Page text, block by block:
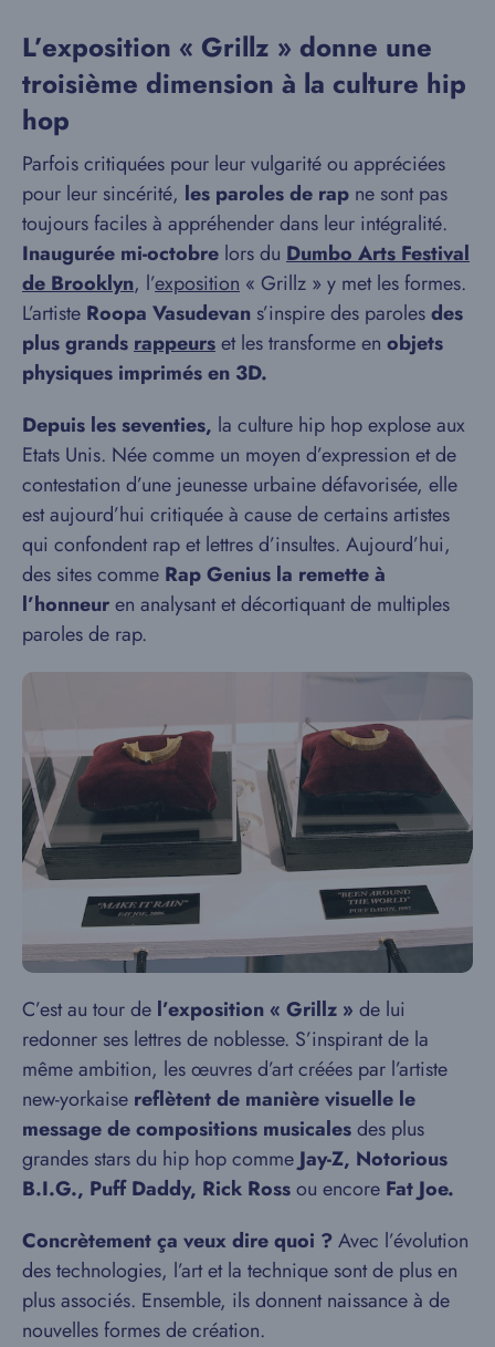
L’exposition « Grillz » donne une
troisième dimension à la culture hip
hop
Parfois critiquées pour leur vulgarité ou appréciées
pour leur sincérité, les paroles de rap ne sont pas
toujours faciles à appréhender dans leur intégralité.
Inaugurée mi-octobre lors du Dumbo Arts Festival
de Brooklyn, l’exposition « Grillz » y met les formes.
L’artiste Roopa Vasudevan s’inspire des parolesdes
plus grands rappeurset les transforme en objets
physiques imprimés en 3D.
Depuis les seventies, la culture hip hop explose aux
Etats Unis. Née comme un moyen d’expression et de
contestation d’une jeunesse urbaine défavorisée, elle
est aujourd’hui critiquée à cause de certains artistes
qui confondent rap et lettres d’insultes. Aujourd’hui,
des sites comme Rap Genius la remette à
l’honneuren analysant et décortiquant de multiples
paroles de rap.
C’est au tour de l’exposition « Grillz » de lui
redonner ses lettres de noblesse. S’inspirant de la
même ambition, les œuvres d’art créées par l’artiste
new-yorkaise reflètent de manière visuelle le
message de compositions musicalesdes plus
grandes stars du hip hop commeJay-Z, Notorious
B.I.G., Puff Daddy, Rick Rossou encore Fat Joe.
Concrètement ça veux dire quoi ?Avec l’évolution
des technologies, l’art et la technique sont de plus en
plus associés. Ensemble, ils donnent naissance à de
nouvelles formes de création.